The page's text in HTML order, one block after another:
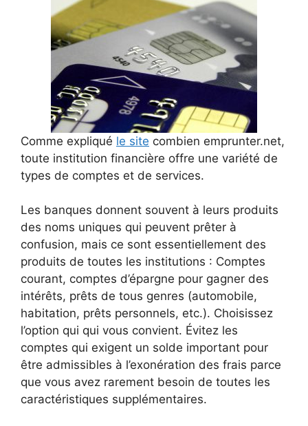
Comme expliqué le site combien emprunter.net,
toute institution financière offre une variété de
types de comptes et de services.
Les banques donnent souvent à leurs produits
des noms uniques qui peuvent prêter à
confusion, mais ce sont essentiellement des
produits de toutes les institutions : Comptes
courant, comptes d’épargne pour gagner des
intérêts, prêts de tous genres (automobile,
habitation, prêts personnels, etc.). Choisissez
l’option qui qui vous convient. Évitez les
comptes qui exigent un solde important pour
être admissibles à l’exonération des frais parce
que vous avez rarement besoin de toutes les
caractéristiques supplémentaires.